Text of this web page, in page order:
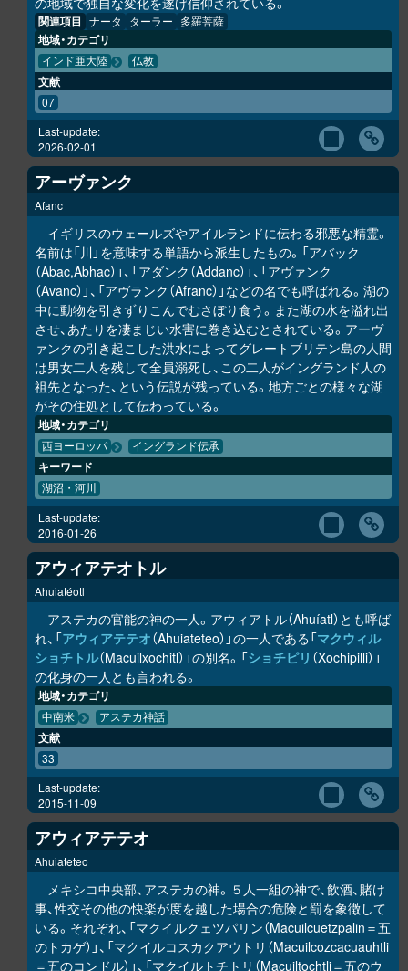
関連項目 ナータ ターラー 多羅菩薩
地域・カテゴリ
インド亜大陸 仏教
文献
07
Last-update:
2026-02-01
アーヴァンク
Afanc
イギリスのウェールズやアイルランドに伝わる邪悪な精霊。
名前は「川」を意味する単語から派生したもの。「アバック
（Abac,Abhac）」、「アダンク（Addanc）」、「アヴァンク
（Avanc）」、「アヴランク（Afranc）」などの名でも呼ばれる。湖の
中に動物を引きずりこんでむさぼり食う。また湖の水を溢れ出
させ、あたりを凄まじい水害に巻き込むとされている。アーヴ
ァンクの引き起こした洪水によってグレートブリテン島の人間
は男女二人を残して全員溺死し、この二人がイングランド人の
祖先となった、という伝説が残っている。地方ごとの様々な湖
がその住処として伝わっている。
地域・カテゴリ
西ヨーロッパ イングランド伝承
キーワード
湖沼・河川
Last-update:
2016-01-26
アウィアテオトル
Ahuiatéotl
アステカの官能の神の一人。アウィアトル（Ahuíatl）とも呼ば
れ、「アウィアテテオ（Ahuiateteo）」の一人である「マクウィル
ショチトル（Macuilxochitl）」の別名。「ショチピリ （Xochipilli）」
の化身の一人とも言われる。
地域・カテゴリ
中南米 アステカ神話
文献
33
Last-update:
2015-11-09
アウィアテテオ
Ahuiateteo
メキシコ中央部、アステカの神。５人一組の神で、飲酒、賭け
事、性交その他の快楽が度を越した場合の危険と罰を象徴して
いる。それぞれ、「マクイルクェツパリン（Macuilcuetzpalin＝五
のトカゲ）」、「マクイルコスカクアウトリ（Macuilcozcacuauhtli
＝五のコンドル）」、「マクイルトチトリ（Macuiltochtli＝五のウ